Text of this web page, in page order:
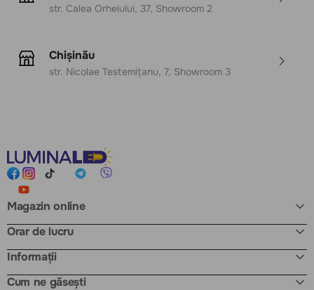
str. Calea Orheiului, 37, Showroom 2
Chișinău
str. Nicolae Testemițanu, 7, Showroom 3
Magazin online
Orar de lucru
Informații
Cum ne găsești